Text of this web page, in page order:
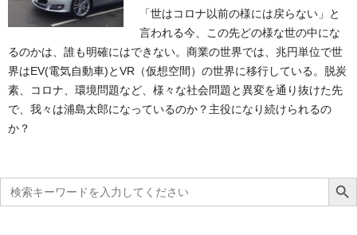
「世はコロナ以前の様には戻らない」と
言われる今、この先どの様な世の中にな
るのかは、誰も明確にはできない。商業の世界では、兆円単位で世
界はEV(電気自動車)とVR（仮想空間）の世界に移行している。脱炭
素、コロナ、環境問題など、様々な社会問題と異変を通り抜けた先
で、我々は浦島太郎になっているのか？主役になり続けられるの
か？
Search
for:
Search